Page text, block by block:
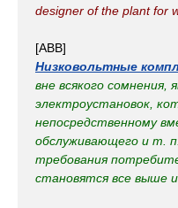
designer of the plant for
[ABB]
Низковольтные
вне всякого сомнения,
электроустановок,
непосредственному
обслуживающего и т.
требования
становятся все выше